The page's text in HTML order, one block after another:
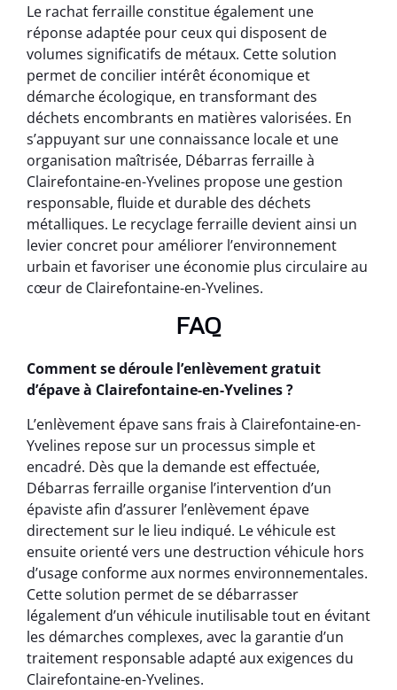
Le rachat ferraille constitue également une
réponse adaptée pour ceux qui disposent de
volumes significatifs de métaux. Cette solution
permet de concilier intérêt économique et
démarche écologique, en transformant des
déchets encombrants en matières valorisées. En
s’appuyant sur une connaissance locale et une
organisation maîtrisée, Débarras ferraille à
Clairefontaine-en-Yvelines propose une gestion
responsable, fluide et durable des déchets
métalliques. Le recyclage ferraille devient ainsi un
levier concret pour améliorer l’environnement
urbain et favoriser une économie plus circulaire au
cœur de Clairefontaine-en-Yvelines.
FAQ
Comment se déroule l’enlèvement gratuit
d’épave à Clairefontaine-en-Yvelines ?
L’enlèvement épave sans frais à Clairefontaine-en-
Yvelines repose sur un processus simple et
encadré. Dès que la demande est effectuée,
Débarras ferraille organise l’intervention d’un
épaviste afin d’assurer l’enlèvement épave
directement sur le lieu indiqué. Le véhicule est
ensuite orienté vers une destruction véhicule hors
d’usage conforme aux normes environnementales.
Cette solution permet de se débarrasser
légalement d’un véhicule inutilisable tout en évitant
les démarches complexes, avec la garantie d’un
traitement responsable adapté aux exigences du
Clairefontaine-en-Yvelines.